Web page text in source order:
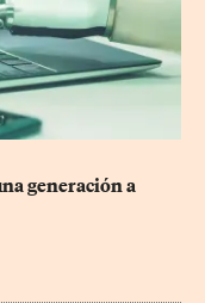
generación a